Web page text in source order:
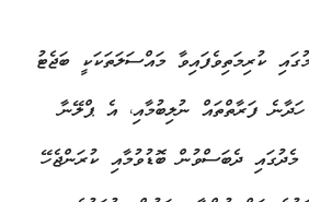
ކުރިމަތިވެފައިވާ މައްސަލަތަކަކީ ބަޖެޓު
ފަރާތްތައް ނުލިބުމާއި، އެ ޕްލޭނާ
ދެބަސްވުން ބޮޑުވުމާއި ކުރަންޖެހޭ